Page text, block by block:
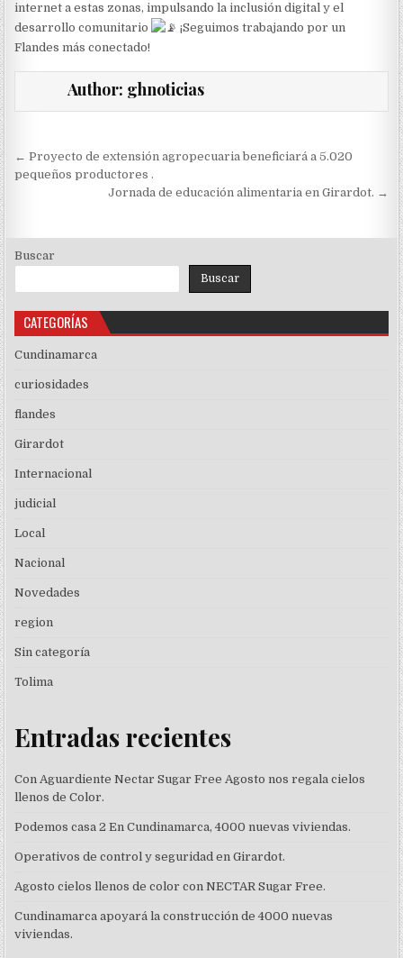
internet a estas zonas, impulsando la inclusión digital y el
desarrollo comunitario
¡Seguimos trabajando por un
Flandes más conectado!
Author: ghnoticias
Navegación
de
← Proyecto de extensión agropecuaria beneficiará a 5.020
pequeños productores .
Jornada de educación alimentaria en Girardot. →
Buscar
Buscar
CATEGORÍAS
Cundinamarca
curiosidades
flandes
Girardot
Internacional
judicial
Local
Nacional
Novedades
region
Sin categoría
Tolima
Entradas recientes
Con Aguardiente Nectar Sugar Free Agosto nos regala cielos
llenos de Color.
Podemos casa 2 En Cundinamarca, 4000 nuevas viviendas.
Operativos de control y seguridad en Girardot.
Agosto cielos llenos de color con NECTAR Sugar Free.
Cundinamarca apoyará la construcción de 4000 nuevas
viviendas.